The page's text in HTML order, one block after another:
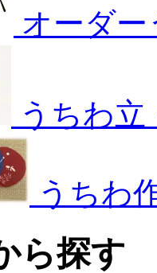
オーダー
うちわ
うちわ
ら探す